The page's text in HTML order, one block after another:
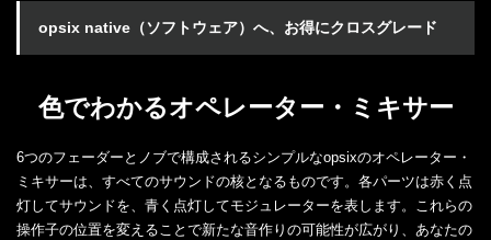
opsix native（ソフトウェア）へ、お得にクロスグレード
色でわかるオペレーター・ミキサー
6つのフェーダーとノブで構成されるシンプルなopsixのオペレーター・
ミキサーは、すべてのサウンドの核となるものです。各パーツは赤く点
灯してサウンドを、青く点灯してモジュレーターを表します。これらの
操作子の位置を変えることで新たな音作りの可能性が広がり、あなたの